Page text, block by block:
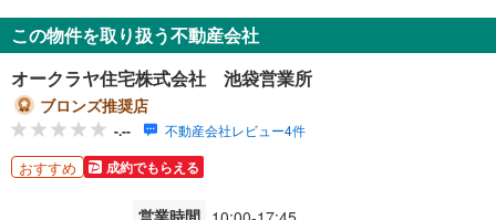
この物件を取り扱う不動産会社
オークラヤ住宅株式会社 池袋営業所
ブロンズ推奨店
-.-- 不動産会社レビュー4件
おすすめ 成約でもらえる